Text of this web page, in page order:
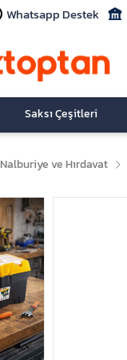
Whatsapp Destek
Saksı Çeşitleri
Nalburiye ve Hırdavat